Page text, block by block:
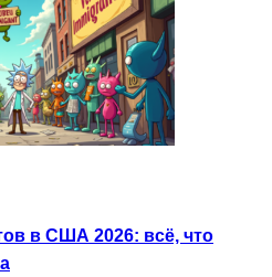
в США 2026: всё, что